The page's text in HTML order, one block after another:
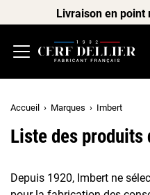
Livraison en
Accueil Marques Imbert
Liste des produits
Depuis 1920, Imbert ne